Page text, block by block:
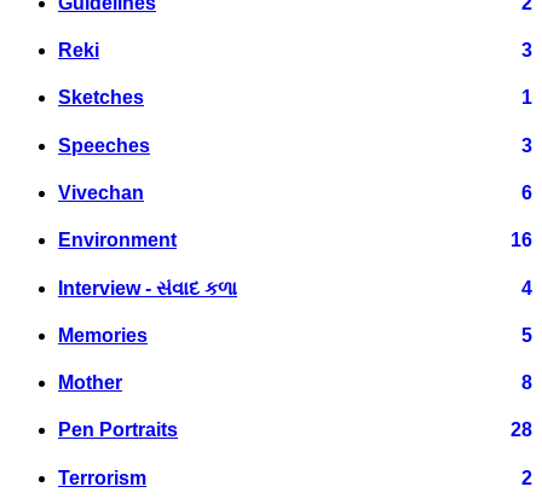
Reki 3
Sketches 1
Speeches 3
Vivechan 6
Environment 16
Interview - સંવાદ કળા 4
Memories 5
Mother 8
Pen Portraits 28
Terrorism 2